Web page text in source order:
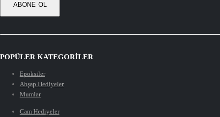
POPÜLER KATEGORİLER
Epoksiler
Ahşap Hediyeler
Mumlar
Cam Hediyeler